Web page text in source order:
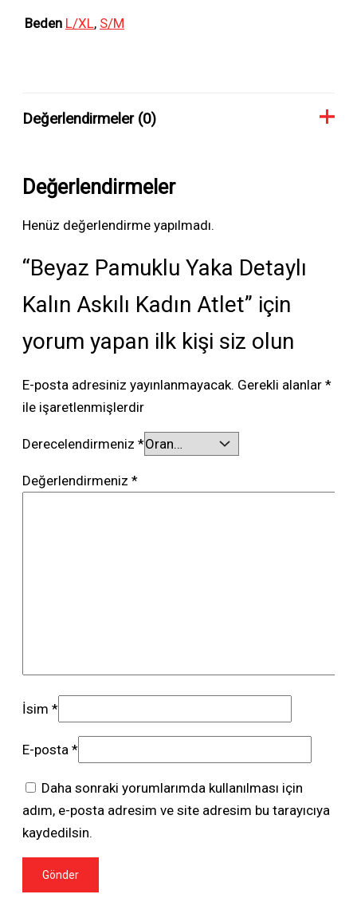
Beden L/XL, S/M
Değerlendirmeler (0)
Değerlendirmeler
Henüz değerlendirme yapılmadı.
“Beyaz Pamuklu Yaka Detaylı
Kalın Askılı Kadın Atlet” için
yorum yapan ilk kişi siz olun
E-posta adresiniz yayınlanmayacak. Gerekli alanlar *
ile işaretlenmişlerdir
Derecelendirmeniz *
Değerlendirmeniz *
İsim *
E-posta *
Daha sonraki yorumlarımda kullanılması için
adım, e-posta adresim ve site adresim bu tarayıcıya
kaydedilsin.